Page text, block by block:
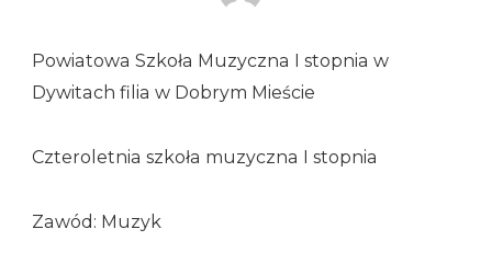
Powiatowa Szkoła Muzyczna I stopnia w
Dywitach filia w Dobrym Mieście
Czteroletnia szkoła muzyczna I stopnia
Zawód: Muzyk